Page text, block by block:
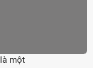
một